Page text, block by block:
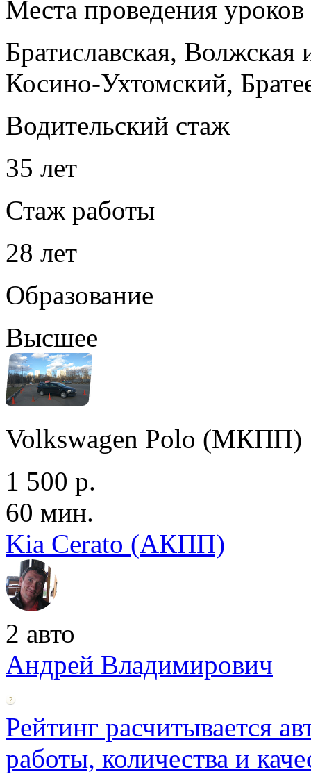
Места проведения уроков
Братиславская, Волжская
Косино-Ухтомский,
Водительский стаж
35 лет
Стаж работы
28 лет
Образование
Высшее
Volkswagen Polo (МКПП)
1 500 р.
60 мин.
Kia Cerato (АКПП)
2 авто
Андрей Владимирович
Рейтинг расчитывается
работы, количества и